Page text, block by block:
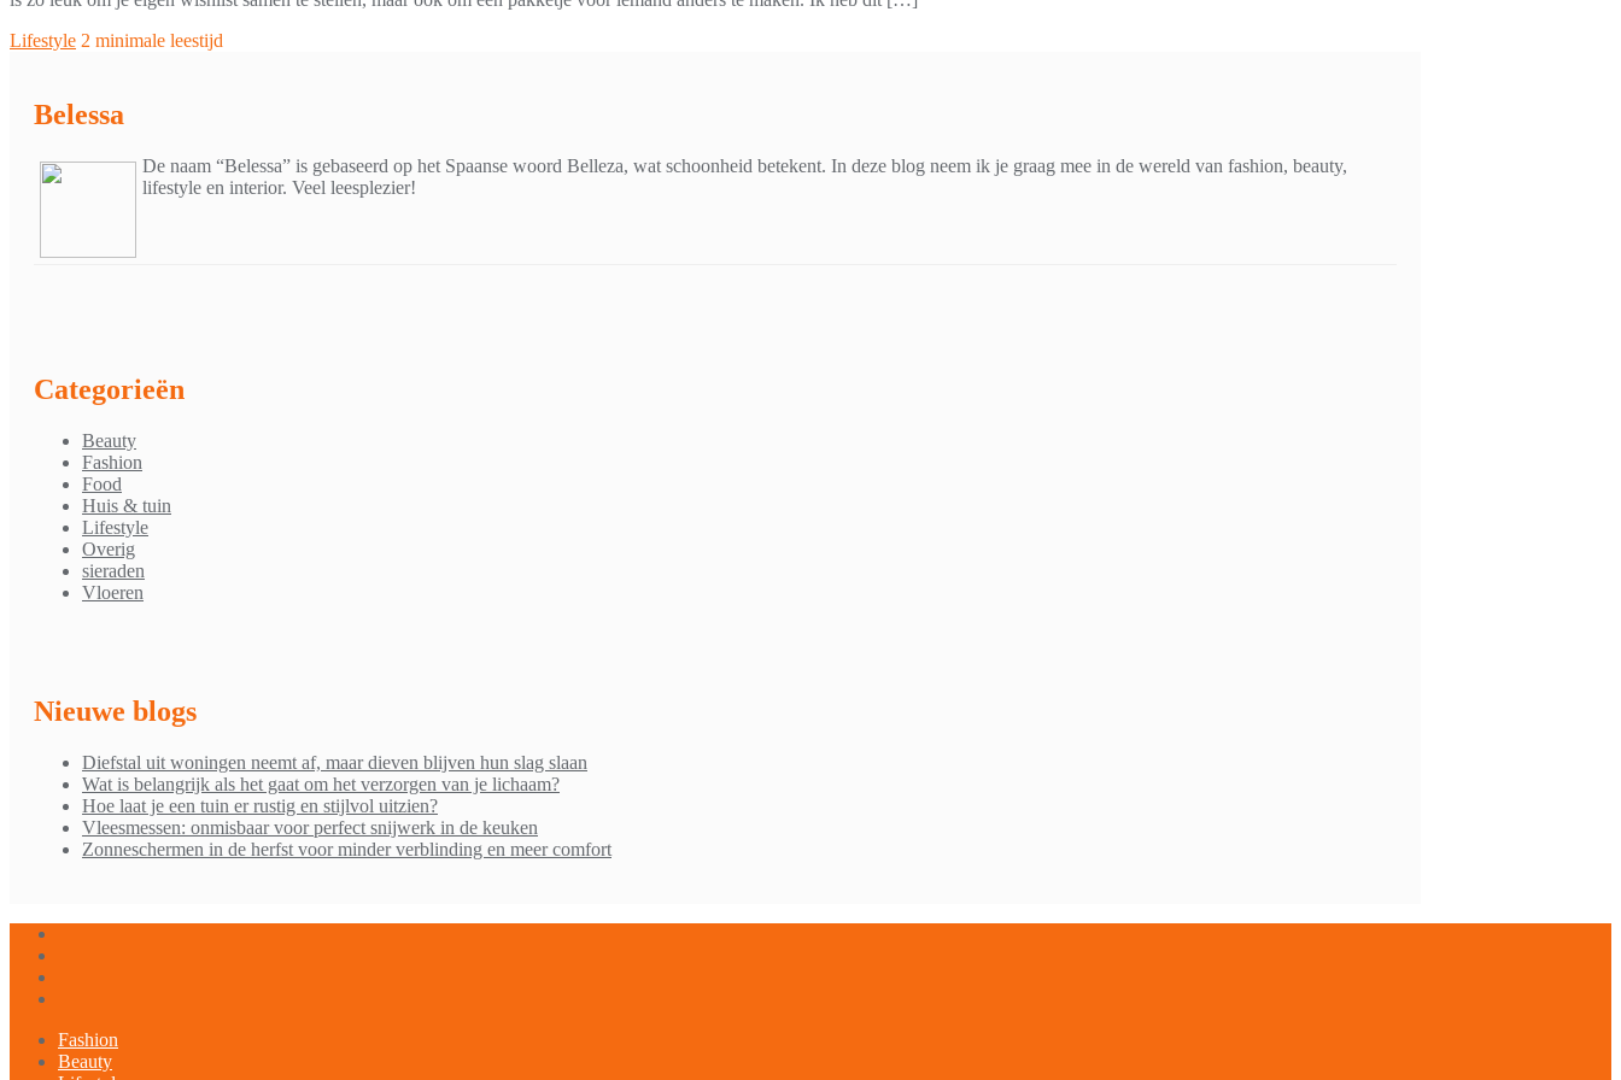
Lifestyle 2 minimale leestijd
Belessa
De naam “Belessa” is gebaseerd op het Spaanse woord Belleza, wat schoonheid betekent. In deze blog neem ik je graag mee in de wereld van fashion, beauty,
lifestyle en interior. Veel leesplezier!
Categorieën
Beauty
Fashion
Food
Huis & tuin
Lifestyle
Overig
sieraden
Vloeren
Nieuwe blogs
Diefstal uit woningen neemt af, maar dieven blijven hun slag slaan
Wat is belangrijk als het gaat om het verzorgen van je lichaam?
Hoe laat je een tuin er rustig en stijlvol uitzien?
Vleesmessen: onmisbaar voor perfect snijwerk in de keuken
Zonneschermen in de herfst voor minder verblinding en meer comfort
Fashion
Beauty